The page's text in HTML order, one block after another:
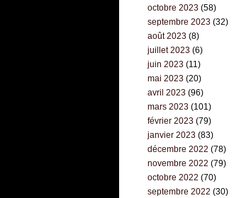
octobre 2023(58)
septembre 2023(32)
août 2023(8)
juillet 2023(6)
juin 2023(11)
mai 2023(20)
avril 2023(96)
mars 2023(101)
février 2023(79)
janvier 2023(83)
décembre 2022 (78)
novembre 2022 (79)
octobre 2022 (70)
septembre 2022 (30)